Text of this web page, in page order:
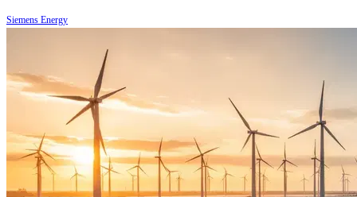
Siemens Energy